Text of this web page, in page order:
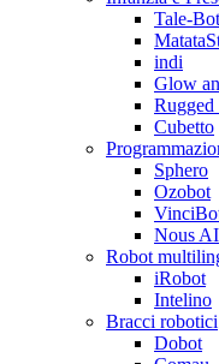
Tale-Bot
indi
Glow
Rugged
Cubetto
Sphero
Ozobot
Nous AI
Robot
iRobot
Intelino
Bracci robotici
Dobot